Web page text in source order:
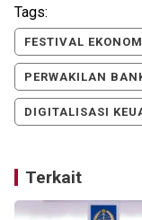
Tags:
FESTIVAL
PERWAKILAN
DIGITALISASI
Terkait